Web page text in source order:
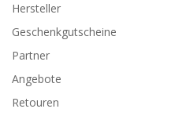
Hersteller
Geschenkgutscheine
Partner
Angebote
Retouren